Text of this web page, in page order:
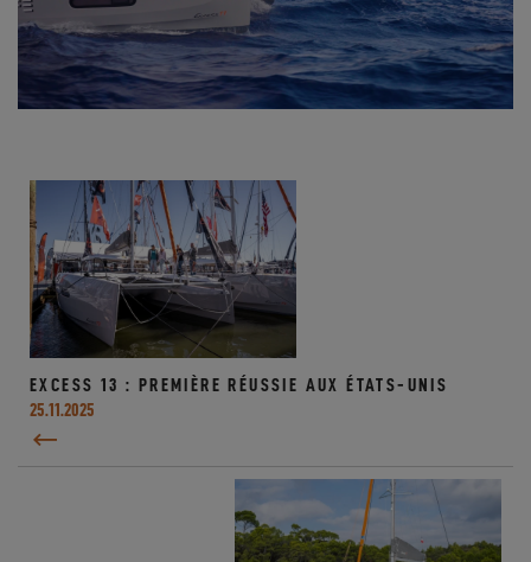
EXCESS 13 : PREMIÈRE RÉUSSIE AUX ÉTATS-UNIS
25.11.2025